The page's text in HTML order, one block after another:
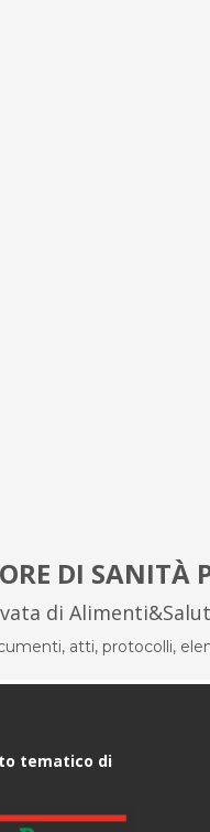
DI SANITÀ
di
atti, protocolli,
tematico di